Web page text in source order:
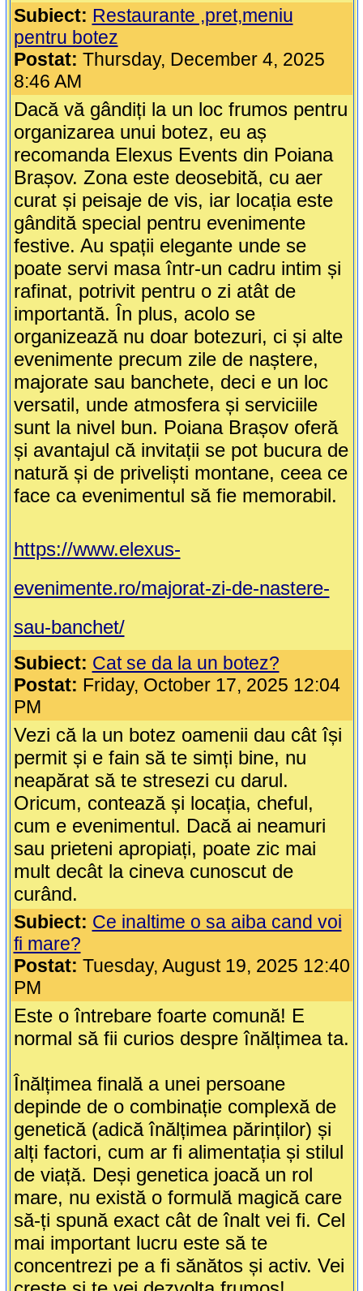
Subiect: Restaurante ,pret,meniu
pentru botez
Postat: Thursday, December 4, 2025
8:46 AM
Dacă vă gândiți la un loc frumos pentru
organizarea unui botez, eu aș
recomanda Elexus Events din Poiana
Brașov. Zona este deosebită, cu aer
curat și peisaje de vis, iar locația este
gândită special pentru evenimente
festive. Au spații elegante unde se
poate servi masa într-un cadru intim și
rafinat, potrivit pentru o zi atât de
importantă. În plus, acolo se
organizează nu doar botezuri, ci și alte
evenimente precum zile de naștere,
majorate sau banchete, deci e un loc
versatil, unde atmosfera și serviciile
sunt la nivel bun. Poiana Brașov oferă
și avantajul că invitații se pot bucura de
natură și de priveliști montane, ceea ce
face ca evenimentul să fie memorabil.
https://www.elexus-
evenimente.ro/majorat-zi-de-nastere-
sau-banchet/
Subiect: Cat se da la un botez?
Postat: Friday, October 17, 2025 12:04
PM
Vezi că la un botez oamenii dau cât își
permit și e fain să te simți bine, nu
neapărat să te stresezi cu darul.
Oricum, contează și locația, cheful,
cum e evenimentul. Dacă ai neamuri
sau prieteni apropiați, poate zic mai
mult decât la cineva cunoscut de
curând.
Subiect: Ce inaltime o sa aiba cand voi
fi mare?
Postat: Tuesday, August 19, 2025 12:40
PM
Este o întrebare foarte comună! E
normal să fii curios despre înălțimea ta.
Înălțimea finală a unei persoane
depinde de o combinație complexă de
genetică (adică înălțimea părinților) și
alți factori, cum ar fi alimentația și stilul
de viață. Deși genetica joacă un rol
mare, nu există o formulă magică care
să-ți spună exact cât de înalt vei fi. Cel
mai important lucru este să te
concentrezi pe a fi sănătos și activ. Vei